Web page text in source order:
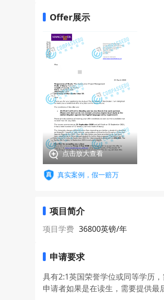
Offer展示
点击放大查看
真实案例，假一赔万
项目简介
项目学费 36800英镑/年
申请要求
具有2:1英国荣誉学位或同等学历
申请者如果是在读生，需要提供